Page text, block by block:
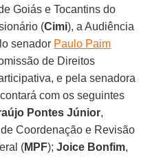
Goiás e Tocantins do
(Cimi), a Audiência
senador Paulo Paim
de Direitos
e pela senadora
com os seguintes
Pontes Júnior,
Coordenação e Revisão
(MPF);Joice Bonfim,